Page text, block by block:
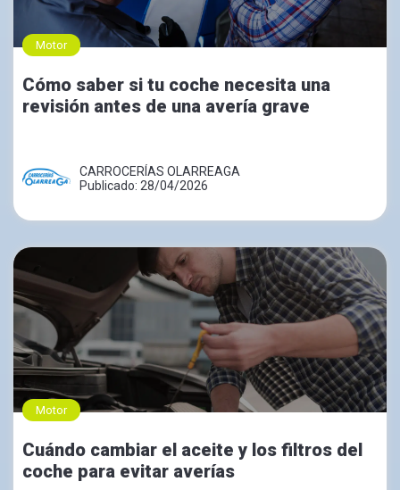
Motor
Cómo saber si tu coche necesita una
revisión antes de una avería grave
CARROCERÍAS OLARREAGA
Publicado: 28/04/2026
Motor
Cuándo cambiar el aceite y los filtros del
coche para evitar averías